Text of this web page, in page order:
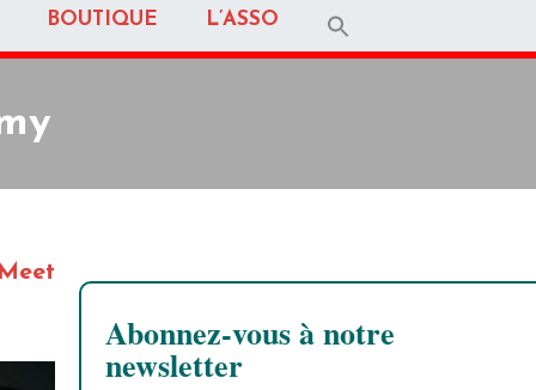
BOUTIQUE L’ASSO
Abonnez-vous à notre
newsletter